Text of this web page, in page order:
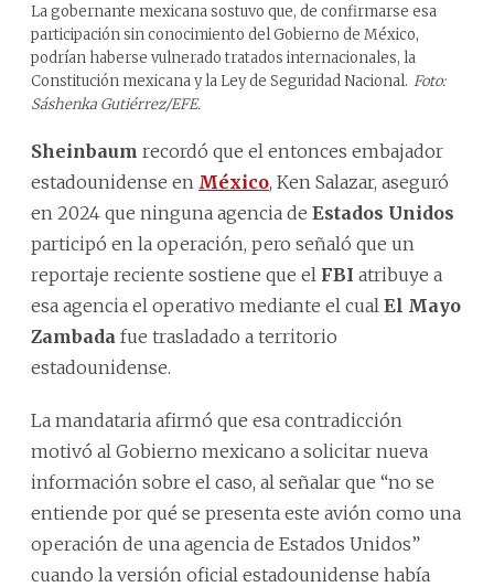
La gobernante mexicana sostuvo que, de confirmarse esa
participación sin conocimiento del Gobierno de México,
podrían haberse vulnerado tratados internacionales, la
Constitución mexicana y la Ley de Seguridad Nacional. Foto:
Sáshenka Gutiérrez/EFE.
Sheinbaum recordó que el entonces embajador
estadounidense en México, Ken Salazar, aseguró
en 2024 que ninguna agencia de Estados Unidos
participó en la operación, pero señaló que un
reportaje reciente sostiene que el FBI atribuye a
esa agencia el operativo mediante el cual El Mayo
Zambada fue trasladado a territorio
estadounidense.
La mandataria afirmó que esa contradicción
motivó al Gobierno mexicano a solicitar nueva
información sobre el caso, al señalar que “no se
entiende por qué se presenta este avión como una
operación de una agencia de Estados Unidos”
cuando la versión oficial estadounidense había